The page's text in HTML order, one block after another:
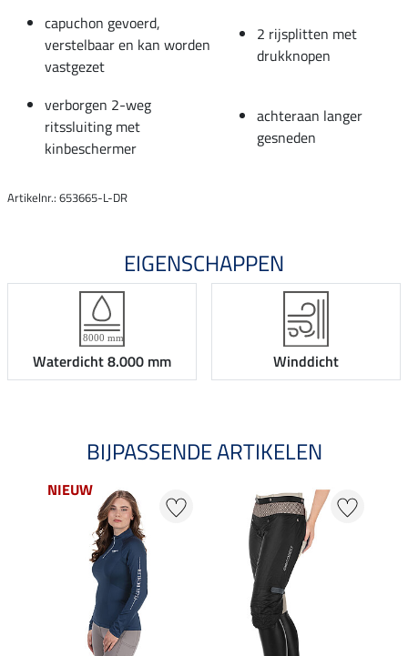
capuchon gevoerd,
verstelbaar en kan worden
vastgezet
2 rijsplitten met
drukknopen
verborgen 2-weg
ritssluiting met
kinbeschermer
achteraan langer
gesneden
Artikelnr.: 653665-L-DR
EIGENSCHAPPEN
Waterdicht 8.000 mm Winddicht
BIJPASSENDE ARTIKELEN
NIEUW